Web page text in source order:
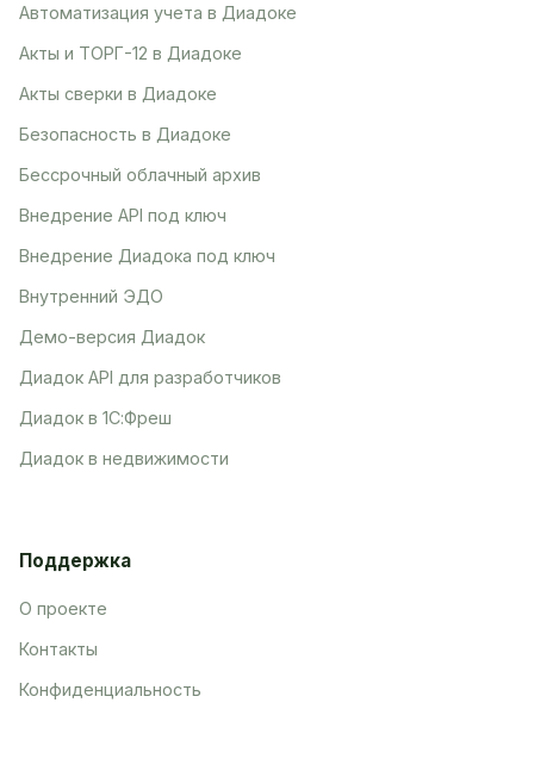
Автоматизация учета в Диадоке
Акты и ТОРГ-12 в Диадоке
Акты сверки в Диадоке
Безопасность в Диадоке
Бессрочный облачный архив
Внедрение API под ключ
Внедрение Диадока под ключ
Внутренний ЭДО
Демо-версия Диадок
Диадок API для разработчиков
Диадок в 1С:Фреш
Диадок в недвижимости
Поддержка
О проекте
Контакты
Конфиденциальность